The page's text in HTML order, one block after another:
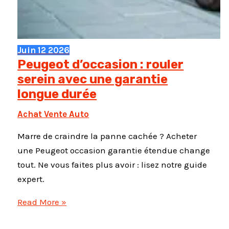
Juin 12 2026
Peugeot d’occasion : rouler
serein avec une garantie
longue durée
Achat Vente Auto
Marre de craindre la panne cachée ? Acheter
une Peugeot occasion garantie étendue change
tout. Ne vous faites plus avoir : lisez notre guide
expert.
Peugeot
Read More »